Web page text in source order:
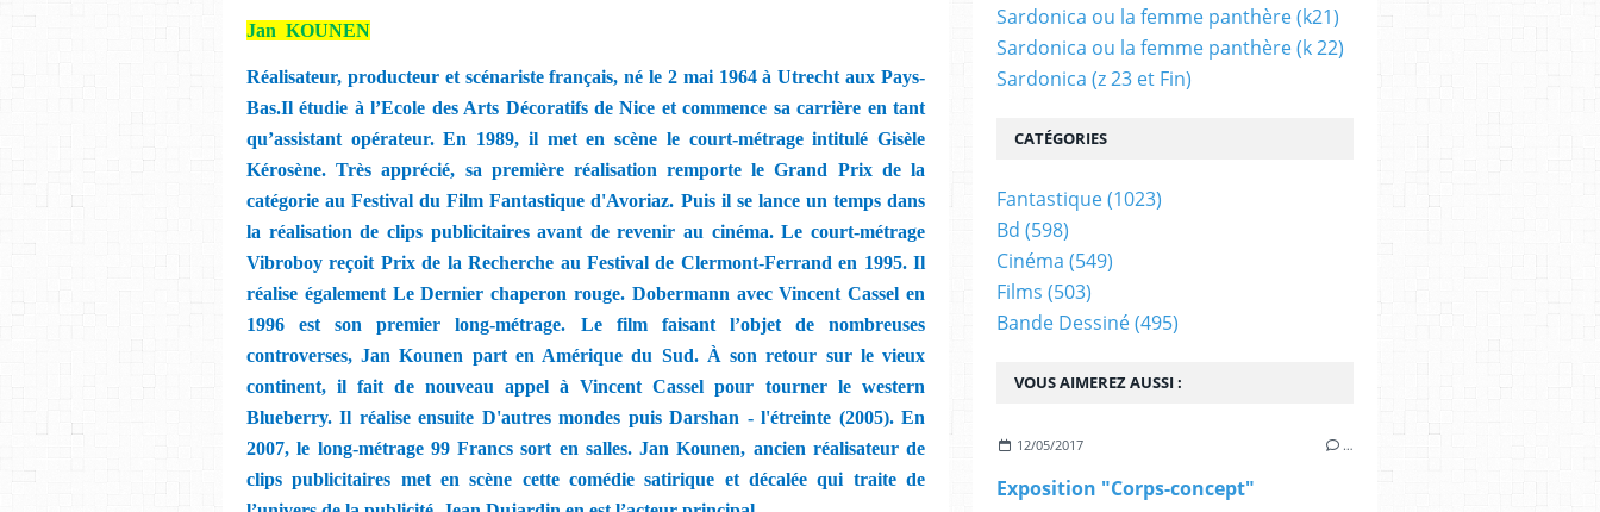
Jan KOUNEN
Réalisateur, producteur et scénariste français, né le 2 mai 1964 à Utrecht aux Pays-
Bas.Il étudie à l’Ecole des Arts Décoratifs de Nice et commence sa carrière en tant
qu’assistant opérateur. En 1989, il met en scène le court-métrage intitulé Gisèle
Kérosène. Très apprécié, sa première réalisation remporte le Grand Prix de la
catégorie au Festival du Film Fantastique d'Avoriaz. Puis il se lance un temps dans
la réalisation de clips publicitaires avant de revenir au cinéma. Le court-métrage
Vibroboy reçoit Prix de la Recherche au Festival de Clermont-Ferrand en 1995. Il
réalise également Le Dernier chaperon rouge. Dobermann avec Vincent Cassel en
1996 est son premier long-métrage. Le film faisant l’objet de nombreuses
controverses, Jan Kounen part en Amérique du Sud. À son retour sur le vieux
continent, il fait de nouveau appel à Vincent Cassel pour tourner le western
Blueberry. Il réalise ensuite D'autres mondes puis Darshan - l'étreinte (2005). En
2007, le long-métrage 99 Francs sort en salles. Jan Kounen, ancien réalisateur de
clips publicitaires met en scène cette comédie satirique et décalée qui traite de
VOUS AIMEREZ AUSSI :
12/05/2017 …
Exposition "Corps-concept"
Sardonica ou la femme panthère (k21)
Sardonica ou la femme panthère (k 22)
Sardonica (z 23 et Fin)
CATÉGORIES
Fantastique(1023)
Bd (598)
Cinéma (549)
Films (503)
Bande Dessiné(495)